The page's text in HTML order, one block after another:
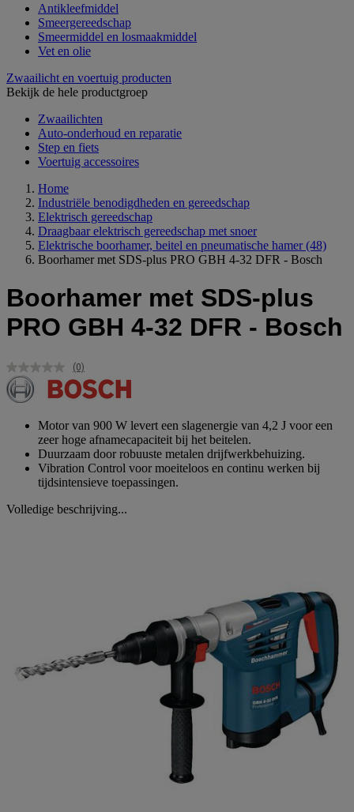
Antikleefmiddel
Smeergereedschap
Smeermiddel en losmaakmiddel
Vet en olie
Zwaailicht en voertuig producten
Bekijk de hele productgroep
Zwaailichten
Auto-onderhoud en reparatie
Step en fiets
Voertuig accessoires
Home
Industriële benodigdheden en gereedschap
Elektrisch gereedschap
Draagbaar elektrisch gereedschap met snoer
Elektrische boorhamer, beitel en pneumatische hamer (48)
Boorhamer met SDS-plus PRO GBH 4-32 DFR - Bosch
Boorhamer met SDS-plus
PRO GBH 4-32 DFR - Bosch
Geen
scorewaarde.
Dezelfde
(0)
Motor van 900 W levert een slagenergie van 4,2 J voor een
zeer hoge afnamecapaciteit bij het beitelen.
Duurzaam door robuuste metalen drijfwerkbehuizing.
Vibration Control voor moeiteloos en continu werken bij
tijdsintensieve toepassingen.
Volledige beschrijving...